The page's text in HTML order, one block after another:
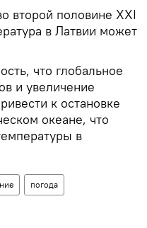
второй половине XXI
в Латвии может
что глобальное
и увеличение
к остановке
океане, что
в
погода